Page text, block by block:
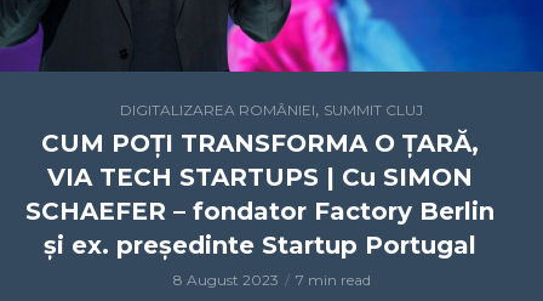
DIGITALIZAREA ROMÂNIEI, SUMMIT CLUJ
CUM POȚI TRANSFORMA O ȚARĂ,
VIA TECH STARTUPS | Cu SIMON
SCHAEFER – fondator Factory Berlin
și ex. președinte Startup Portugal
8 August 2023 7 min read